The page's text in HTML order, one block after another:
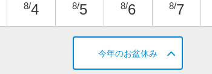
8/4 8/5 8/6 8/7
今年のお盆休み